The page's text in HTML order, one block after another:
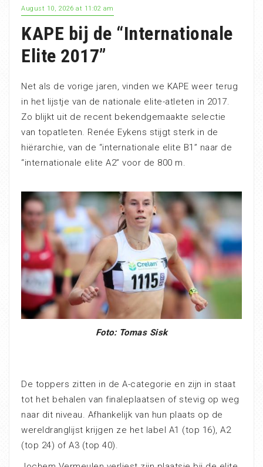
August 10, 2026 at 11:02 am
KAPE bij de “Internationale
Elite 2017”
Net als de vorige jaren, vinden we KAPE weer terug
in het lijstje van de nationale elite-atleten in 2017.
Zo blijkt uit de recent bekendgemaakte selectie
van topatleten. Renée Eykens stijgt sterk in de
hiërarchie, van de “internationale elite B1” naar de
“internationale elite A2” voor de 800 m.
Foto: Tomas Sisk
De toppers zitten in de A-categorie en zijn in staat
tot het behalen van finaleplaatsen of stevig op weg
naar dit niveau. Afhankelijk van hun plaats op de
wereldranglijst krijgen ze het label A1 (top 16), A2
(top 24) of A3 (top 40).